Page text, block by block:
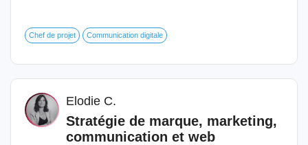
Chef de projet Communication digitale
Elodie C.
Stratégie de marque, marketing,
communication et web